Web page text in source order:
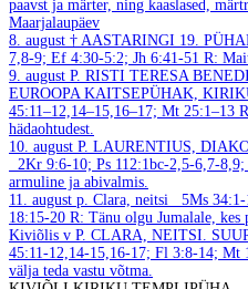
paavst ja märter, ning kaaslased,
Maarjalaupäev
8. august † AASTARINGI 19.
7,8-9; Ef 4:30-5:2; Jh 6:41-51 R:
9. august P. RISTI TERESA
EUROOPA KAITSEPÜHAK,
45:11–12,14–15,16–17; Mt 25:1–13
hädaohtudest.
10. august P. LAURENTIUS,
2Kr 9:6-10; Ps 112:1bc-2,5-6,7-8,9;
armuline ja abivalmis.
11. august p. Clara, neitsi
5Ms
18:15-20 R: Tänu olgu Jumalale, kes
Kiviõlis v P. CLARA, NEITSI.
45:11-12,14-15,16-17; Fl 3:8-14; Mt
välja teda vastu võtma.